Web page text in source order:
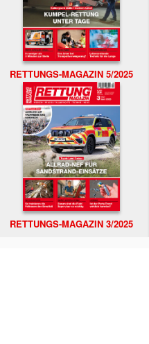
RETTUNGS-MAGAZIN 5/2025
RETTUNGS-MAGAZIN 3/2025